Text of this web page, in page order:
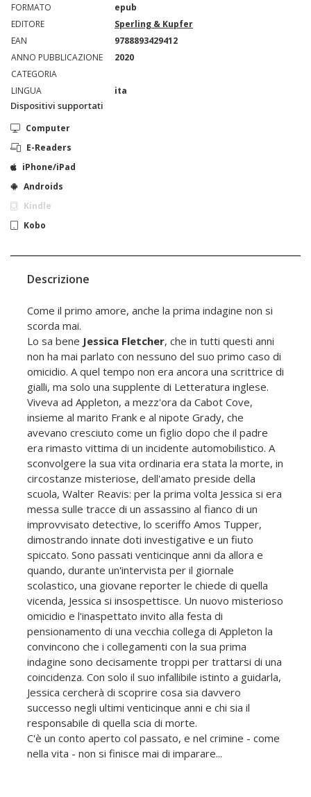
FORMATO
epub
EDITORE
Sperling & Kupfer
EAN
9788893429412
ANNO PUBBLICAZIONE
2020
CATEGORIA
LINGUA
ita
Dispositivi supportati
Computer
E-Readers
iPhone/iPad
Androids
Kindle
Kobo
Descrizione
Come il primo amore, anche la prima indagine non si
scorda mai.
Lo sa bene Jessica Fletcher, che in tutti questi anni
non ha mai parlato con nessuno del suo primo caso di
omicidio. A quel tempo non era ancora una scrittrice di
gialli, ma solo una supplente di Letteratura inglese.
Viveva ad Appleton, a mezz'ora da Cabot Cove,
insieme al marito Frank e al nipote Grady, che
avevano cresciuto come un figlio dopo che il padre
era rimasto vittima di un incidente automobilistico. A
sconvolgere la sua vita ordinaria era stata la morte, in
circostanze misteriose, dell'amato preside della
scuola, Walter Reavis: per la prima volta Jessica si era
messa sulle tracce di un assassino al fianco di un
improvvisato detective, lo sceriffo Amos Tupper,
dimostrando innate doti investigative e un fiuto
spiccato. Sono passati venticinque anni da allora e
quando, durante un'intervista per il giornale
scolastico, una giovane reporter le chiede di quella
vicenda, Jessica si insospettisce. Un nuovo misterioso
omicidio e l'inaspettato invito alla festa di
pensionamento di una vecchia collega di Appleton la
convincono che i collegamenti con la sua prima
indagine sono decisamente troppi per trattarsi di una
coincidenza. Con solo il suo infallibile istinto a guidarla,
Jessica cercherà di scoprire cosa sia davvero
successo negli ultimi venticinque anni e chi sia il
responsabile di quella scia di morte.
C'è un conto aperto col passato, e nel crimine - come
nella vita - non si finisce mai di imparare...